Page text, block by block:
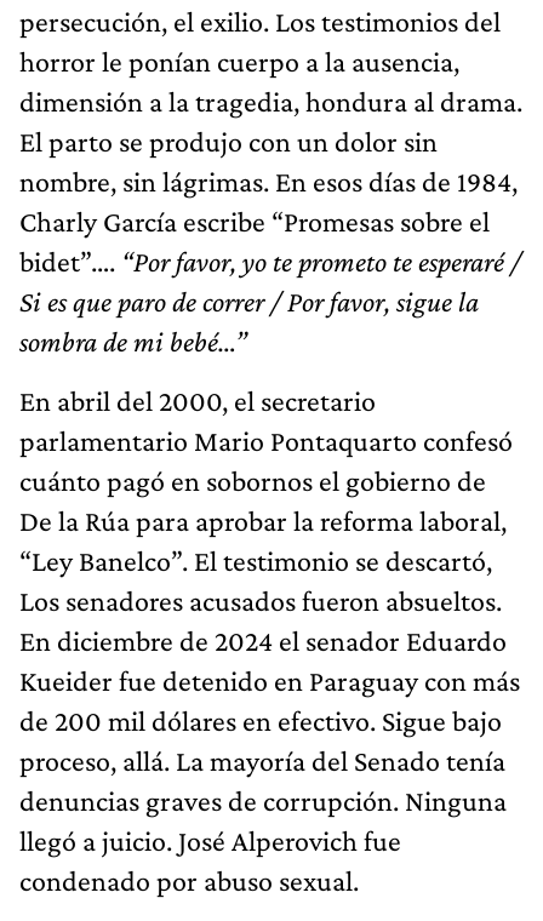
persecución, el exilio. Los testimonios del
horror le ponían cuerpo a la ausencia,
dimensión a la tragedia, hondura al drama.
El parto se produjo con un dolor sin
nombre, sin lágrimas. En esos días de 1984,
Charly García escribe “Promesas sobre el
bidet”…. “Por favor, yo te prometo te esperaré /
Si es que paro de correr / Por favor, sigue la
sombra de mi bebé…”
En abril del 2000, el secretario
parlamentario Mario Pontaquarto confesó
cuánto pagó en sobornos el gobierno de
De la Rúa para aprobar la reforma laboral,
“Ley Banelco”. El testimonio se descartó,
Los senadores acusados fueron absueltos.
En diciembre de 2024 el senador Eduardo
Kueider fue detenido en Paraguay con más
de 200 mil dólares en efectivo. Sigue bajo
proceso, allá. La mayoría del Senado tenía
denuncias graves de corrupción. Ninguna
llegó a juicio. José Alperovich fue
condenado por abuso sexual.